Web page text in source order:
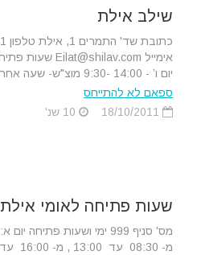
שילב אילת
יום ו’ - 14:00 -9:30 מוצ"ש- שעה אחרי צאת השבת-22:00
ספאם לא להתייחס
שעות פתיחה לאומי אילת